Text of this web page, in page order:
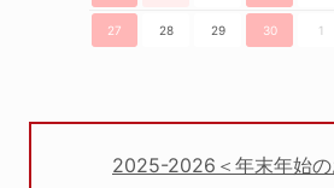
27 28 29 30 1
2025-2026＜年末年始の